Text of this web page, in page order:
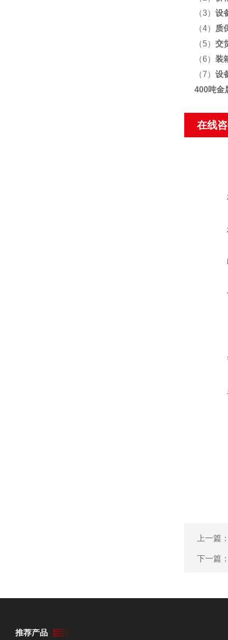
（3） 设
（4）
质
（5） 交
（6） 装
（7） 设
400吨金
在线
上一篇
下一篇
推荐产品